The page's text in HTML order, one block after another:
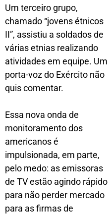
Um terceiro grupo,
chamado “jovens étnicos
II”, assistiu a soldados de
várias etnias realizando
atividades em equipe. Um
porta-voz do Exército não
quis comentar.
Essa nova onda de
monitoramento dos
americanos é
impulsionada, em parte,
pelo medo: as emissoras
de TV estão agindo rápido
para não perder mercado
para as firmas de